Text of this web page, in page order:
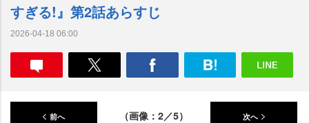
すぎる!』第2話あらすじ
2026-04-18 06:00
前へ （画像：2／5） 次へ